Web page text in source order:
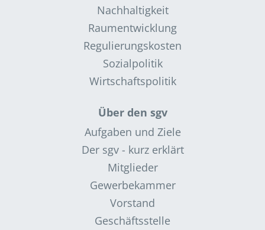
Nachhaltigkeit
Raumentwicklung
Regulierungskosten
Sozialpolitik
Wirtschaftspolitik
Über den sgv
Aufgaben und Ziele
Der sgv - kurz erklärt
Mitglieder
Gewerbekammer
Vorstand
Geschäftsstelle